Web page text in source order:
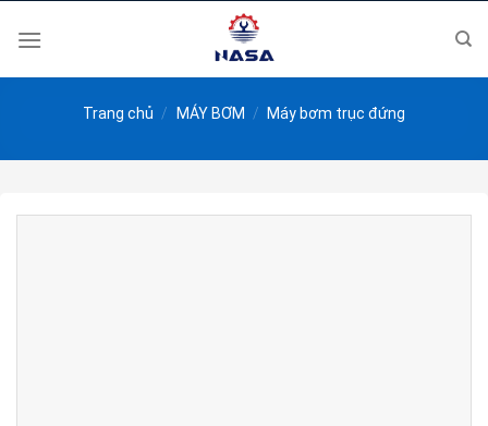
Trang chủ / MÁY BƠM / Máy bơm trục đứng